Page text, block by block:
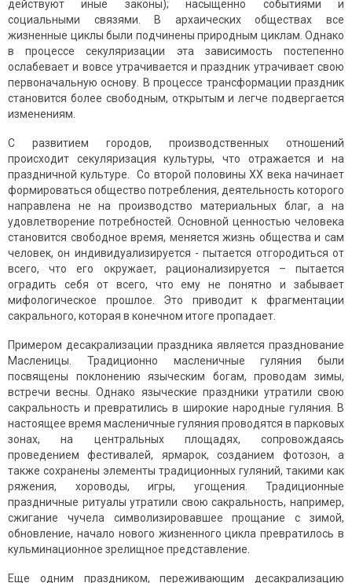
действуют иные законы); насыщенно событиями и
социальными связями. В архаических обществах все
жизненные циклы были подчинены природным циклам. Однако
в процессе секуляризации эта зависимость постепенно
ослабевает и вовсе утрачивается и праздник утрачивает свою
первоначальную основу. В процессе трансформации праздник
становится более свободным, открытым и легче подвергается
изменениям.
С развитием городов, производственных отношений
происходит секуляризация культуры, что отражается и на
праздничной культуре. Со второй половины XX века начинает
формироваться общество потребления, деятельность которого
направлена не на производство материальных благ, а на
удовлетворение потребностей. Основной ценностью человека
стано­вится свободное время, меняется жизнь общества и сам
человек, он индивидуализируется - пытается отгородиться от
всего, что его окружает, рационализируется – пытается
оградить себя от всего, что ему не понятно и забывает
мифологическое прошлое. Это приводит к фрагментации
сакраль­ного, которая в конечном итоге пропадает.
Примером десакрализации праздника является празднование
Масле­ницы. Традиционно масленичные гуляния были
посвящены поклонению языческим богам, проводам зимы,
встречи весны. Однако языческие праздники утратили свою
сакральность и превратились в широкие народ­ные гуляния. В
настоящее время масленичные гуляния проводятся в пар­ковых
зонах, на центральных площадях, сопровождаясь
проведением фестивалей, ярмарок, созданием фотозон, а
также сохранены элементы традиционных гуляний, такими как
ряжения, хороводы, игры, угощения. Традиционные
праздничные ритуалы утратили свою сакральность, напри­мер,
сжигание чучела символизировавшее прощание с зимой,
обновление, начало нового жизненного цикла превратилось в
кульминационное зре­лищное представление.
Еще одним праздником, переживающим десакрализацию